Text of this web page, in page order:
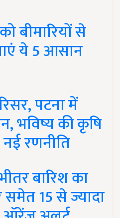
बीमारियों से
ये 5 आसान
पटना में
भविष्य की कृषि
रणनीति
बारिश का
समेत 15 से ज्यादा